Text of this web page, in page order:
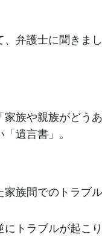
弁護士に聞きまし
族や親族がどう
遺言書」。
族間でのトラブ
トラブルが起こ